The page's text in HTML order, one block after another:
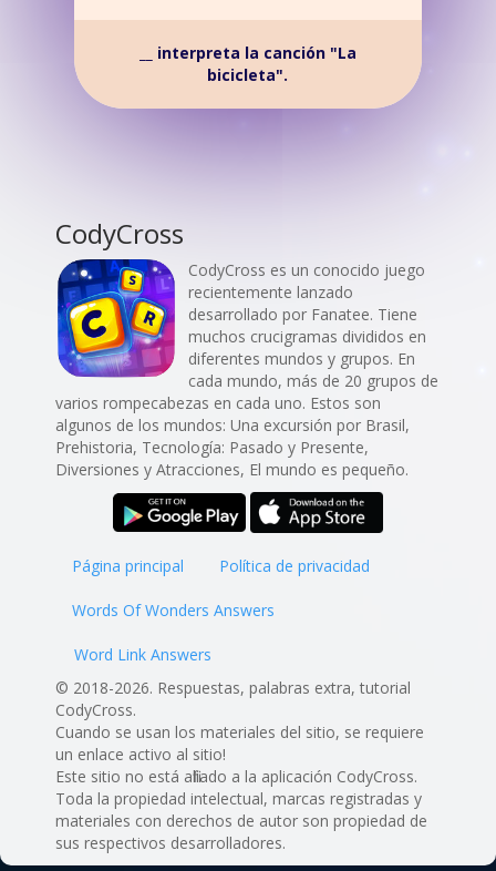
__ interpreta la canción "La
bicicleta".
CodyCross
CodyCross es un conocido juego
recientemente lanzado
desarrollado por Fanatee. Tiene
muchos crucigramas divididos en
diferentes mundos y grupos. En
cada mundo, más de 20 grupos de
varios rompecabezas en cada uno. Estos son
algunos de los mundos: Una excursión por Brasil,
Prehistoria, Tecnología: Pasado y Presente,
Diversiones y Atracciones, El mundo es pequeño.
Página principal Política de privacidad
Words Of Wonders Answers
Word Link Answers
© 2018-2026. Respuestas, palabras extra, tutorial
CodyCross.
Cuando se usan los materiales del sitio, se requiere
un enlace activo al sitio!
Este sitio no está afiliado a la aplicación CodyCross.
Toda la propiedad intelectual, marcas registradas y
materiales con derechos de autor son propiedad de
sus respectivos desarrolladores.